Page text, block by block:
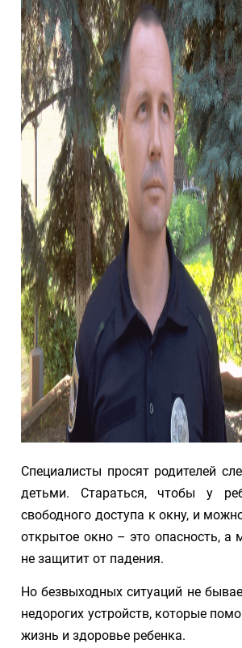
Специалисты просят родителей
детьми. Стараться, чтобы у
свободного доступа к окну, и
открытое окно – это опасность, а
не защитит от падения.
Но безвыходных ситуаций не
недорогих устройств, которые
жизнь и здоровье ребенка.